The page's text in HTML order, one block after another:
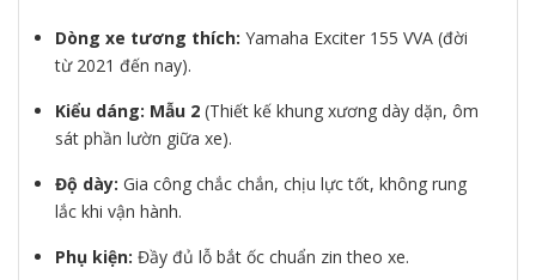
Dòng xe tương thích: Yamaha Exciter 155 VVA (đời
từ 2021 đến nay).
Kiểu dáng: Mẫu 2 (Thiết kế khung xương dày dặn, ôm
sát phần lườn giữa xe).
Độ dày: Gia công chắc chắn, chịu lực tốt, không rung
lắc khi vận hành.
Phụ kiện: Đầy đủ lỗ bắt ốc chuẩn zin theo xe.